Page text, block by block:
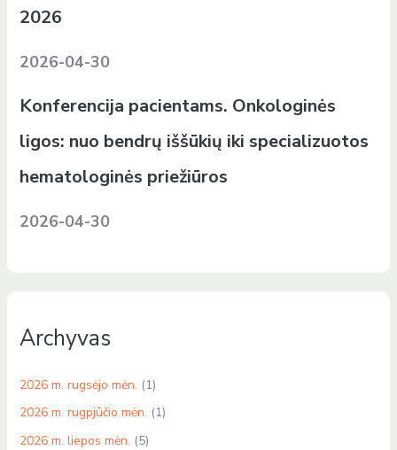
2026
2026-04-30
Konferencija pacientams. Onkologinės
ligos: nuo bendrų iššūkių iki specializuotos
hematologinės priežiūros
2026-04-30
Archyvas
2026 m. rugsėjo mėn. (1)
2026 m. rugpjūčio mėn. (1)
2026 m. liepos mėn. (5)